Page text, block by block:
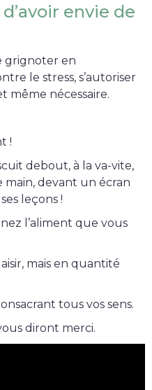
envie de
grignoter en
le stress, s’autoriser
même nécessaire.
!
debout, à la va-vite,
devant un écran
leçons !
l’aliment que vous
mais en quantité
tous vos sens.
diront merci.